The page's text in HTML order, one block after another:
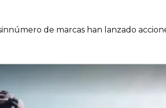
de marcas han lanzado